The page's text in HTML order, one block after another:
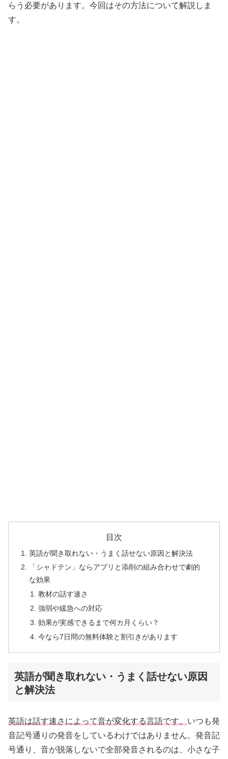
らう必要があります。今回はその方法について解説しま
す。
目次
英語が聞き取れない・うまく話せない原因と解決法
「シャドテン」ならアプリと添削の組み合わせで劇的
な効果
教材の話す速さ
強弱や緩急への対応
効果が実感できるまで何カ月くらい？
今なら7日間の無料体験と割引きがあります
英語が聞き取れない・うまく話せない原因
と解決法
英語は話す速さによって音が変化する言語です。 いつも発
音記号通りの発音をしているわけではありません。発音記
号通り、音が脱落しないで全部発音されるのは、小さな子